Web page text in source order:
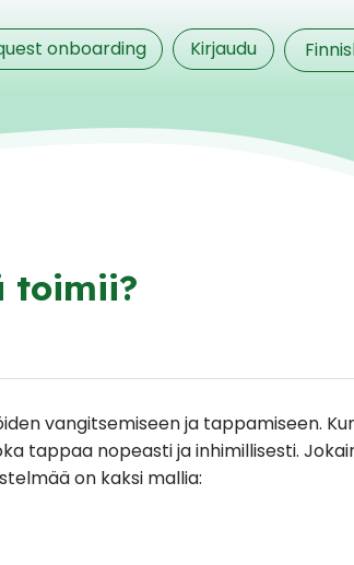
onboarding Kirjaudu
toimii?
vangitsemiseen ja tappamiseen.
tappaa nopeasti ja inhimillisesti.
on kaksi mallia: